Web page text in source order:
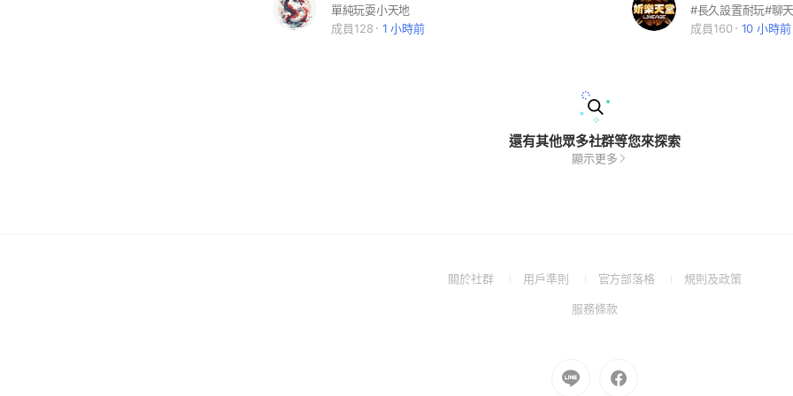
單純玩耍小天地
成員128
1 小時前
成員160
10 小時前
還有其他眾多社群等您來探索
顯示更多
關於社群
(Open用戶準則
(Open
a
官方部落格
(Open規則及政策(Open
服務條款(Open
window)
Go
to
Go
to